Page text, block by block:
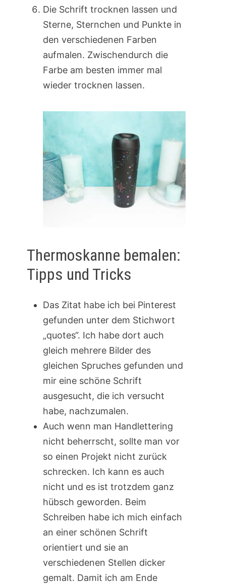
Die Schrift trocknen lassen und
Sterne, Sternchen und Punkte in
den verschiedenen Farben
aufmalen. Zwischendurch die
Farbe am besten immer mal
wieder trocknen lassen.
Thermoskanne bemalen:
Tipps und Tricks
Das Zitat habe ich bei Pinterest
gefunden unter dem Stichwort
„quotes“. Ich habe dort auch
gleich mehrere Bilder des
gleichen Spruches gefunden und
mir eine schöne Schrift
ausgesucht, die ich versucht
habe, nachzumalen.
Auch wenn man Handlettering
nicht beherrscht, sollte man vor
so einen Projekt nicht zurück
schrecken. Ich kann es auch
nicht und es ist trotzdem ganz
hübsch geworden. Beim
Schreiben habe ich mich einfach
an einer schönen Schrift
orientiert und sie an
verschiedenen Stellen dicker
gemalt. Damit ich am Ende